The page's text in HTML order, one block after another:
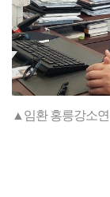
▲임환 홍릉강소